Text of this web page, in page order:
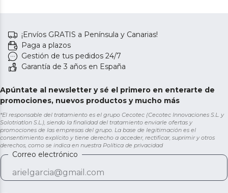
¡Envíos GRATIS a Península y Canarias!
Paga a plazos
Gestión de tus pedidos 24/7
Garantía de 3 años en España
Apúntate al newsletter y sé el primero en enterarte de
promociones, nuevos productos y mucho más
*El responsable del tratamiento es el grupo Cecotec (Cecotec Innovaciones S.L. y
Solotriatlon S.L.), siendo la finalidad del tratamiento enviarle ofertas y
promociones de las empresas del grupo. La base de legitimación es el
consentimiento explícito y tiene derecho a acceder, rectificar, suprimir y otros
derechos, como se indica en nuestra Política de privacidad
Correo electrónico